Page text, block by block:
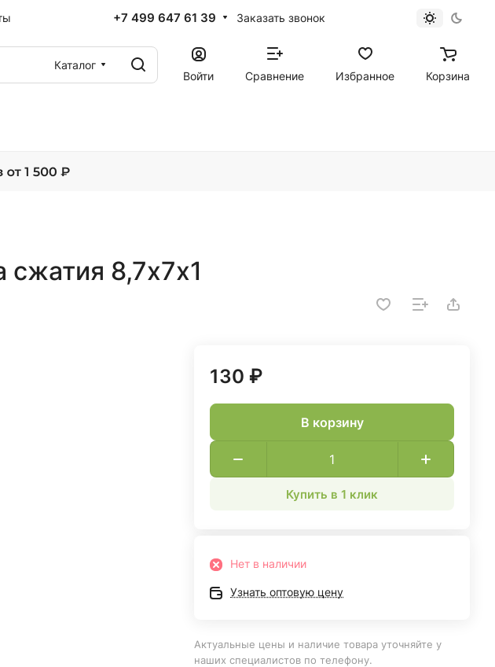
+7 499 647 61 39 Заказать звонок
Каталог
Войти
Сравнение Избранное Корзина
8,7х7х1
130 ₽
В корзину
Купить в 1 клик
Нет в наличии
Узнать оптовую цену
Актуальные цены и наличие товара уточняйте у
наших специалистов по телефону.